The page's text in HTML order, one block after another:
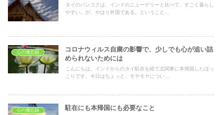
タイのバンコクは、インドのニューデリーと比べて、すごく暮らし
やすい。が、やはり外国である。ということ...
心の備忘録
コロナウィルス自粛の影響で、少しでも心が追い詰
められないためには
こんにちは。インドからのタイ駐在を経て北関東に本帰国したほっ
こりです。今日はちょっと、モヤモヤについ...
心の備忘録 駐在にも本帰国にも必要なこと